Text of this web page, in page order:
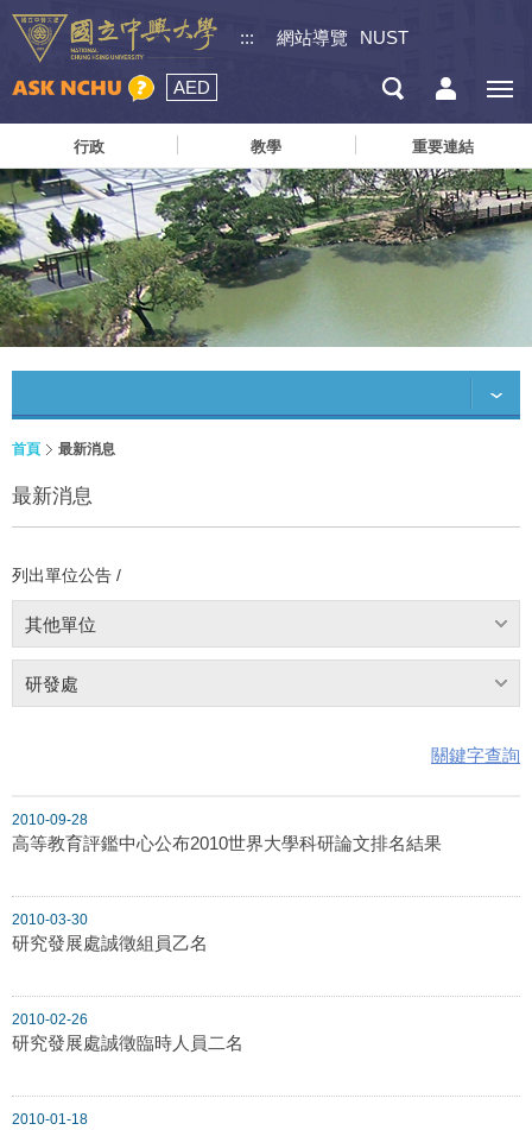
::: 網站導覽 NUST
AED
行政 教學 重要連結
首頁 最新消息
最新消息
列出單位公告 /
其他單位
研發處
關鍵字查詢
2010-09-28
高等教育評鑑中心公布2010世界大學科研論文排名結果
2010-03-30
研究發展處誠徵組員乙名
2010-02-26
研究發展處誠徵臨時人員二名
2010-01-18